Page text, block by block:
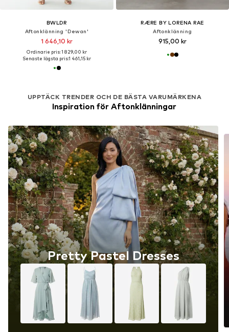
BWLDR
Aftonklänning 'Dewan'
1 646,10 kr
Ordinarie pris: 1 829,00 kr
Senaste lägsta pris:1 461,15 kr
RÆRE BY LORENA RAE
Aftonklänning
915,00 kr
UPPTÄCK TRENDER OCH DE BÄSTA VARUMÄRKENA
Inspiration för Aftonklänningar
Pretty Pastel Dresses